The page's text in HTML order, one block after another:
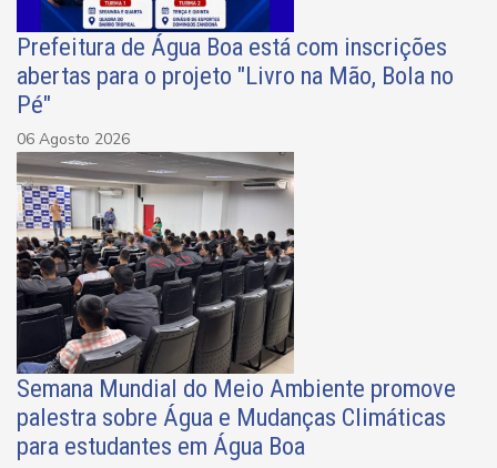
Prefeitura de Água Boa está com inscrições
abertas para o projeto "Livro na Mão, Bola no
Pé"
06 Agosto 2026
Semana Mundial do Meio Ambiente promove
palestra sobre Água e Mudanças Climáticas
para estudantes em Água Boa